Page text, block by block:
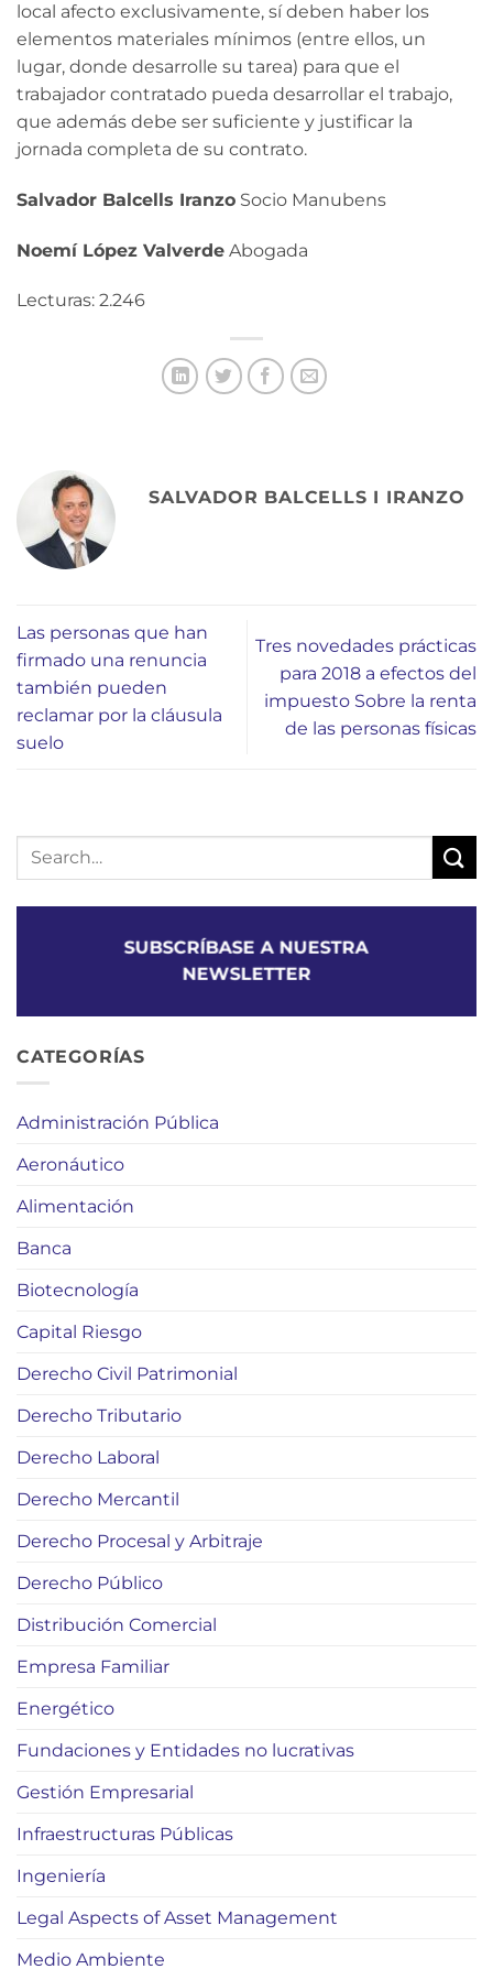
local afecto exclusivamente, sí deben haber los
elementos materiales mínimos (entre ellos, un
lugar, donde desarrolle su tarea) para que el
trabajador contratado pueda desarrollar el trabajo,
que además debe ser suficiente y justificar la
jornada completa de su contrato.
Salvador Balcells Iranzo Socio Manubens
Noemí López Valverde Abogada
Lecturas: 2.246
SALVADOR BALCELLS I IRANZO
Las personas que han
firmado una renuncia
también pueden
reclamar por la cláusula
suelo
Tres novedades prácticas
para 2018 a efectos del
impuesto Sobre la renta
de las personas físicas
SUBSCRÍBASE A NUESTRA
NEWSLETTER
CATEGORÍAS
Administración Pública
Aeronáutico
Alimentación
Banca
Biotecnología
Capital Riesgo
Derecho Civil Patrimonial
Derecho Tributario
Derecho Laboral
Derecho Mercantil
Derecho Procesal y Arbitraje
Derecho Público
Distribución Comercial
Empresa Familiar
Energético
Fundaciones y Entidades no lucrativas
Gestión Empresarial
Infraestructuras Públicas
Ingeniería
Legal Aspects of Asset Management
Medio Ambiente